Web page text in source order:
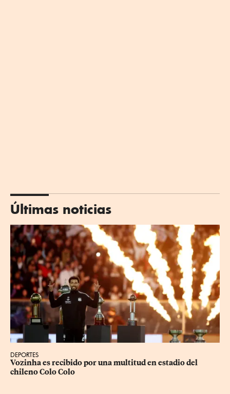
Últimas noticias
DEPORTES
Vozinha es recibido por una multitud en estadio del
chileno Colo Colo